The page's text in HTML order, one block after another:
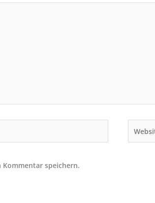
Kommentar speichern.